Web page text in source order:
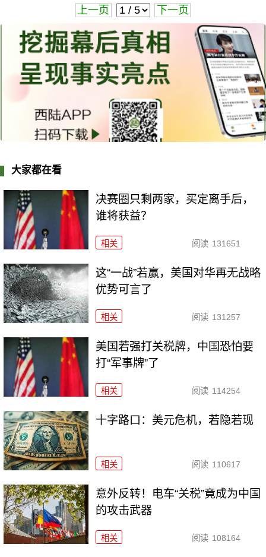
上一页 下一页
大家都在看
决赛圈只剩两家，买定离手后，
谁将获益？
相关 阅读 131651
这“一战”若赢，美国对华再无战略
优势可言了
相关 阅读 131257
美国若强打关税牌，中国恐怕要
打“军事牌”了
相关 阅读 114254
十字路口：美元危机，若隐若现
相关 阅读 110617
意外反转！电车“关税”竟成为中国
的攻击武器
相关 阅读 108164